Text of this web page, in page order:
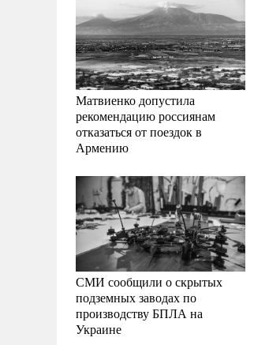
Матвиенко допустила
рекомендацию россиянам
отказаться от поездок в
Армению
СМИ сообщили о скрытых
подземных заводах по
производству БПЛА на
Украине